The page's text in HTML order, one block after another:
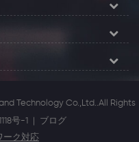
Technology Co.,Ltd..All Rights
号-1
ブログ
ーク対応